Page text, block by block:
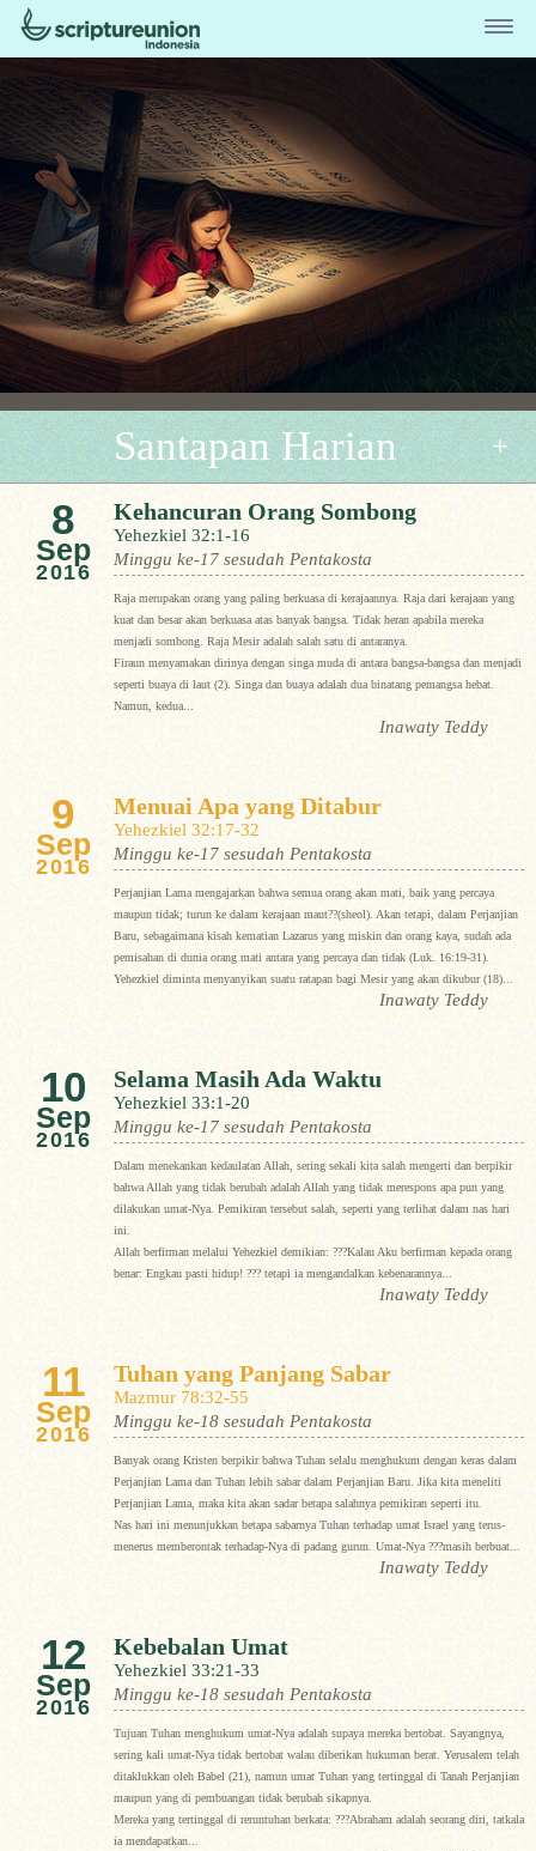
Santapan Harian
8
Sep
2016
Kehancuran Orang Sombong
Yehezkiel 32:1-16
Minggu ke-17 sesudah Pentakosta
Raja merupakan orang yang paling berkuasa di kerajaannya. Raja dari kerajaan yang
kuat dan besar akan berkuasa atas banyak bangsa. Tidak heran apabila mereka
menjadi sombong. Raja Mesir adalah salah satu di antaranya.
Firaun menyamakan dirinya dengan singa muda di antara bangsa-bangsa dan menjadi
seperti buaya di laut (2). Singa dan buaya adalah dua binatang pemangsa hebat.
Namun, kedua...
Inawaty Teddy
9
Sep
2016
Menuai Apa yang Ditabur
Yehezkiel 32:17-32
Minggu ke-17 sesudah Pentakosta
Perjanjian Lama mengajarkan bahwa semua orang akan mati, baik yang percaya
maupun tidak; turun ke dalam kerajaan maut??(sheol). Akan tetapi, dalam Perjanjian
Baru, sebagaimana kisah kematian Lazarus yang miskin dan orang kaya, sudah ada
pemisahan di dunia orang mati antara yang percaya dan tidak (Luk. 16:19-31).
Yehezkiel diminta menyanyikan suatu ratapan bagi Mesir yang akan dikubur (18)...
Inawaty Teddy
10
Sep
2016
Selama Masih Ada Waktu
Yehezkiel 33:1-20
Minggu ke-17 sesudah Pentakosta
Dalam menekankan kedaulatan Allah, sering sekali kita salah mengerti dan berpikir
bahwa Allah yang tidak berubah adalah Allah yang tidak merespons apa pun yang
dilakukan umat-Nya. Pemikiran tersebut salah, seperti yang terlihat dalam nas hari
ini.
Allah berfirman melalui Yehezkiel demikian: ???Kalau Aku berfirman kepada orang
benar: Engkau pasti hidup! ??? tetapi ia mengandalkan kebenarannya...
Inawaty Teddy
11
Sep
2016
Tuhan yang Panjang Sabar
Mazmur 78:32-55
Minggu ke-18 sesudah Pentakosta
Banyak orang Kristen berpikir bahwa Tuhan selalu menghukum dengan keras dalam
Perjanjian Lama dan Tuhan lebih sabar dalam Perjanjian Baru. Jika kita meneliti
Perjanjian Lama, maka kita akan sadar betapa salahnya pemikiran seperti itu.
Nas hari ini menunjukkan betapa sabarnya Tuhan terhadap umat Israel yang terus-
menerus memberontak terhadap-Nya di padang gurun. Umat-Nya ???masih berbuat...
Inawaty Teddy
12
Sep
2016
Kebebalan Umat
Yehezkiel 33:21-33
Minggu ke-18 sesudah Pentakosta
Tujuan Tuhan menghukum umat-Nya adalah supaya mereka bertobat. Sayangnya,
sering kali umat-Nya tidak bertobat walau diberikan hukuman berat. Yerusalem telah
ditaklukkan oleh Babel (21), namun umat Tuhan yang tertinggal di Tanah Perjanjian
maupun yang di pembuangan tidak berubah sikapnya.
Mereka yang tertinggal di reruntuhan berkata: ???Abraham adalah seorang diri, tatkala
ia mendapatkan...